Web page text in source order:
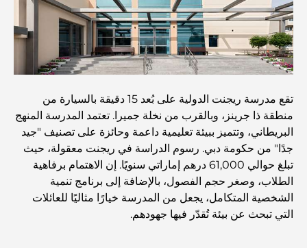
فنادق الخمس نجوم في دبي: فخامة لا مثيل لها لكل مسافر
أشياء يمكنك القيام بها في وسط مدينة دبي: دليلك الشامل
أفضل أماكن الإفطار في دبي: أفضل 7 أماكن لا تُضاهى لتجربة
إفطار رمضاني لا يُنسى
المقاهي في منطقة الخليج التجاري: مزيج مثالي من القهوة
والمجتمع
مطاعم دبي الحائزة على نجمة ميشلان: جولة مغامرة لعشاق
الطعام
تقع مدرسة ريجنت الدولية على بُعد 15 دقيقة بالسيارة من
منطقة ذا جرينز، وبالقرب من نخلة جميرا. تعتمد المدرسة المنهج
البريطاني، وتتميز ببيئة تعليمية داعمة وحائزة على تصنيف "جيد
جدًا" من حكومة دبي. رسوم الدراسة في ريجنت معقولة، حيث
تبلغ حوالي 61,000 درهم إماراتي سنويًا. إن الاهتمام برفاهية
الطلاب، وصغر حجم الفصول، بالإضافة إلى برنامج تنمية
الشخصية المتكامل، يجعل من المدرسة خيارًا مثاليًا للعائلات
التي تبحث عن بيئة تُقدّر فيها جهودهم.